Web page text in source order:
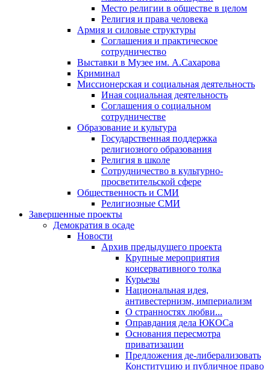
Место религии в обществе в целом
Религия и права человека
Армия и силовые структуры
Соглашения и практическое
сотрудничество
Выставки в Музее им. А.Сахарова
Криминал
Миссионерская и социальная деятельность
Иная социальная деятельность
Соглашения о социальном
сотрудничестве
Образование и культура
Государственная поддержка
религиозного образования
Религия в школе
Сотрудничество в культурно-
просветительской сфере
Общественность и СМИ
Религиозные СМИ
Завершенные проекты
Демократия в осаде
Новости
Архив предыдущего проекта
Крупные мероприятия
консервативного толка
Курьезы
Национальная идея,
антивестернизм, империализм
О странностях любви...
Оправдания дела ЮКОСа
Основания пересмотра
приватизации
Предложения де-либерализовать
Конституцию и публичное право